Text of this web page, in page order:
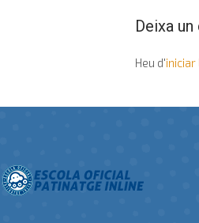
Deixa
Heu d'